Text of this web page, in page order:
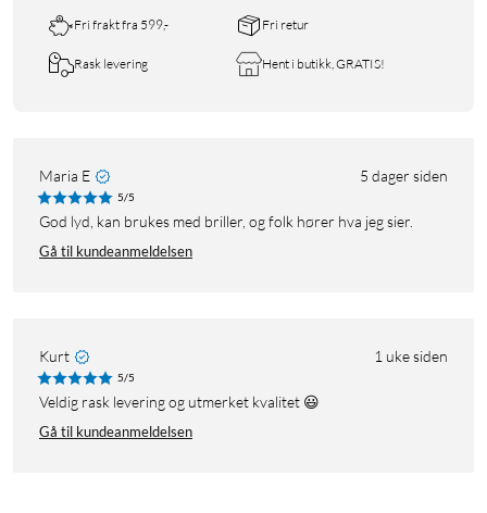
Fri frakt fra 599,- Fri retur
Rask levering Hent i butikk, GRATIS!
Maria E 5 dager siden
5/5
God lyd, kan brukes med briller, og folk hører hva jeg sier.
Gå til kundeanmeldelsen
Kurt 1 uke siden
5/5
Veldig rask levering og utmerket kvalitet 😃
Gå til kundeanmeldelsen